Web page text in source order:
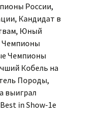
России,
Кандидат в
Юный
Чемпионы
Чемпионы
Кобель на
Породы,
выиграл
in Show-1е